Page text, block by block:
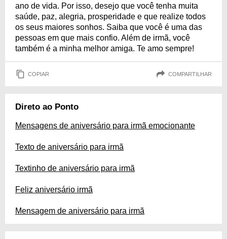
ano de vida. Por isso, desejo que você tenha muita
saúde, paz, alegria, prosperidade e que realize todos
os seus maiores sonhos. Saiba que você é uma das
pessoas em que mais confio. Além de irmã, você
também é a minha melhor amiga. Te amo sempre!
COPIAR COMPARTILHAR
Direto ao Ponto
Mensagens de aniversário para irmã emocionante
Texto de aniversário para irmã
Textinho de aniversário para irmã
Feliz aniversário irmã
Mensagem de aniversário para irmã